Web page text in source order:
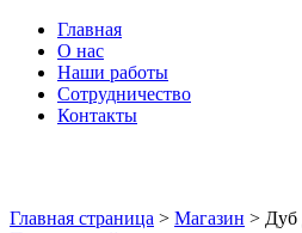
Главная
О нас
Наши работы
Сотрудничество
Контакты
Главная страница > Магазин > Дуб